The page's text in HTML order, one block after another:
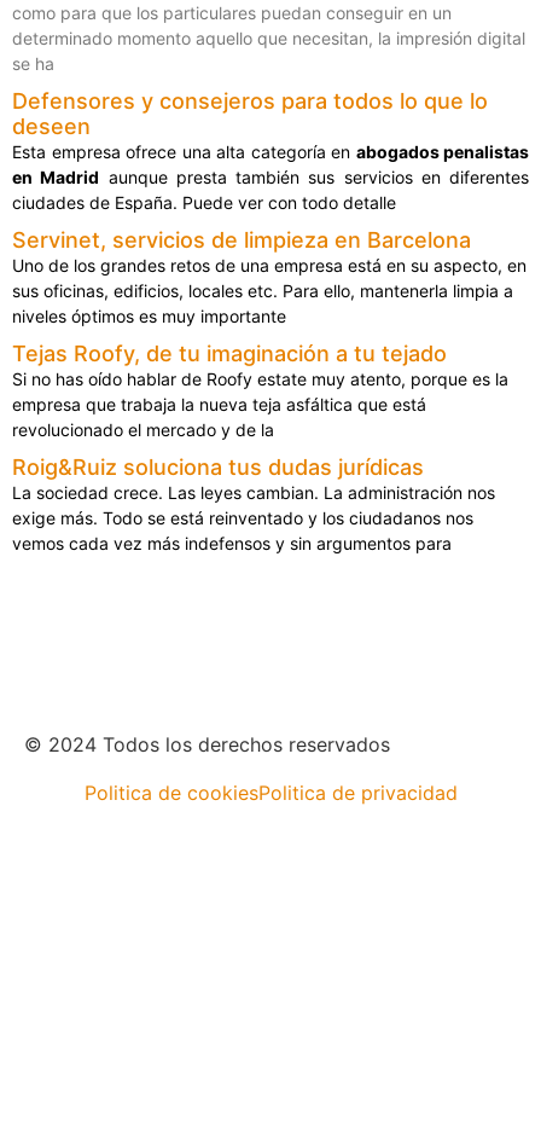
como para que los particulares puedan conseguir en un
determinado momento aquello que necesitan, la impresión digital
se ha
Defensores y consejeros para todos lo que lo
deseen
Esta empresa ofrece una alta categoría en abogados penalistas
en Madrid aunque presta también sus servicios en diferentes
ciudades de España. Puede ver con todo detalle
Servinet, servicios de limpieza en Barcelona
Uno de los grandes retos de una empresa está en su aspecto, en
sus oficinas, edificios, locales etc. Para ello, mantenerla limpia a
niveles óptimos es muy importante
Tejas Roofy, de tu imaginación a tu tejado
Si no has oído hablar de Roofy estate muy atento, porque es la
empresa que trabaja la nueva teja asfáltica que está
revolucionado el mercado y de la
Roig&Ruiz soluciona tus dudas jurídicas
La sociedad crece. Las leyes cambian. La administración nos
exige más. Todo se está reinventado y los ciudadanos nos
vemos cada vez más indefensos y sin argumentos para
© 2024 Todos los derechos reservados
Politica de cookiesPolitica de privacidad